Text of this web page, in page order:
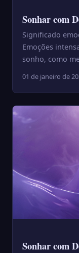
Sonhar com
Significado
Emoções
sonho, como
01 de janeiro de
Sonhar com